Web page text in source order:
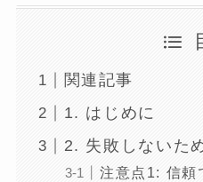
関連記事
1. はじめに
2. 失敗しないた
注意点1: 信頼